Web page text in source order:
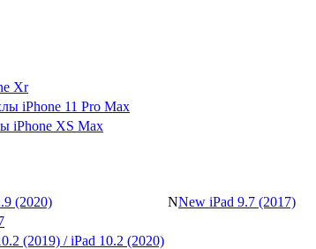
Xr
iPhone 11 Pro Max
iPhone XS Max
(2020) NNew iPad 9.7 (2017)
(2019) / iPad 10.2 (2020)